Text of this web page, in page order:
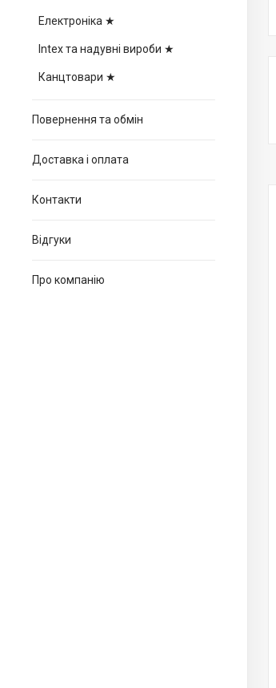
Електроніка ★
Intex та надувні вироби ★
Канцтовари ★
Повернення та обмін
Доставка і оплата
Контакти
Відгуки
Про компанію